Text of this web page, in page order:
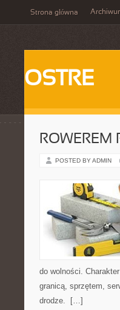
Strona główna
OSTRE
ROWEREM
POSTED BY ADMIN
do wolności.
granicą, sprzętem,
drodze. […]